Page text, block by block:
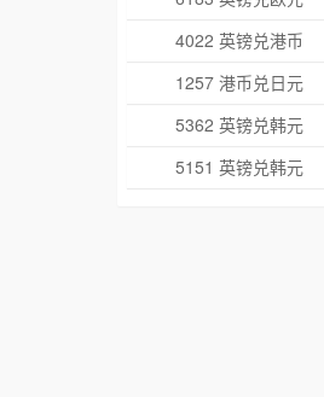
4022 英镑兑港币
1257 港币兑日元
5362 英镑兑韩元
5151 英镑兑韩元